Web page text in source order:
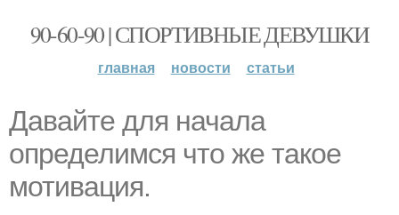
90-60-90 | СПОРТИВНЫЕ ДЕВУШКИ
главная новости статьи
Давайте для начала
определимся что же такое
мотивация.